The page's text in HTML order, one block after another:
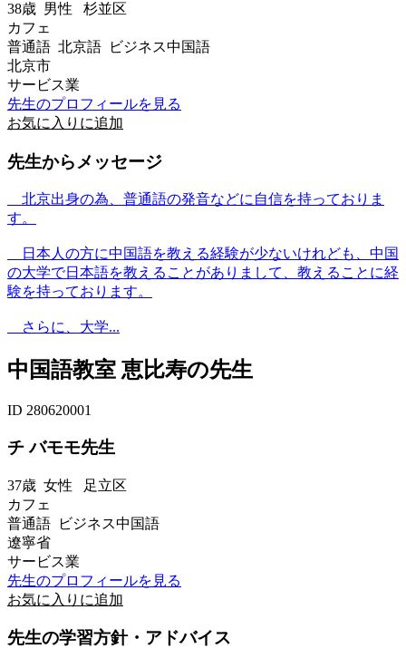
38歳 男性 杉並区
カフェ
普通語 北京語 ビジネス中国語
北京市
サービス業
先生のプロフィールを見る
お気に入りに追加
先生からメッセージ
北京出身の為、普通語の発音などに自信を持っておりま
す。
日本人の方に中国語を教える経験が少ないけれども、中国
の大学で日本語を教えることがありまして、教えることに経
験を持っております。
さらに、大学...
中国語教室 恵比寿の先生
ID 280620001
チ バモモ先生
37歳 女性 足立区
カフェ
普通語 ビジネス中国語
遼寧省
サービス業
先生のプロフィールを見る
お気に入りに追加
先生の学習方針・アドバイス